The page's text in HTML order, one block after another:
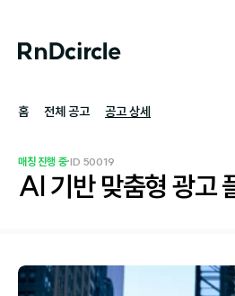
매칭 진행 중·ID 50019
AI 기반 맞춤형 광고
홈 전체 공고 공고 상세